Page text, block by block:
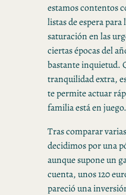
estamos contentos
listas de espera para
saturación en las
ciertas épocas del
bastante inquietud.
tranquilidad extra,
te permite actuar
familia está en juego.
Tras comparar
decidimos por una
aunque supone un
cuenta, unos 120
pareció una